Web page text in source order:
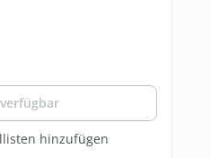
hinzufügen